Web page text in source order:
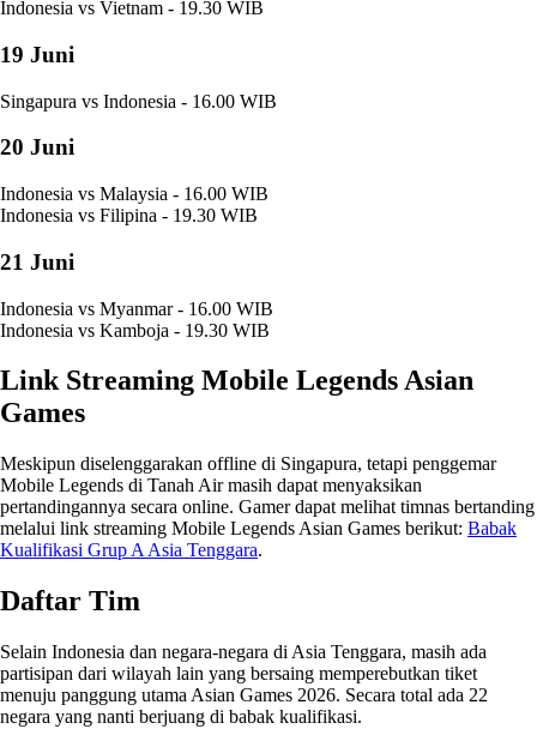
Indonesia vs Vietnam - 19.30 WIB
19 Juni
Singapura vs Indonesia - 16.00 WIB
20 Juni
Indonesia vs Malaysia - 16.00 WIB
Indonesia vs Filipina - 19.30 WIB
21 Juni
Indonesia vs Myanmar - 16.00 WIB
Indonesia vs Kamboja - 19.30 WIB
Link Streaming Mobile Legends Asian
Games
Meskipun diselenggarakan offline di Singapura, tetapi penggemar
Mobile Legends di Tanah Air masih dapat menyaksikan
pertandingannya secara online. Gamer dapat melihat timnas bertanding
melalui link streaming Mobile Legends Asian Games berikut: Babak
Kualifikasi Grup A Asia Tenggara.
Daftar Tim
Selain Indonesia dan negara-negara di Asia Tenggara, masih ada
partisipan dari wilayah lain yang bersaing memperebutkan tiket
menuju panggung utama Asian Games 2026. Secara total ada 22
negara yang nanti berjuang di babak kualifikasi.